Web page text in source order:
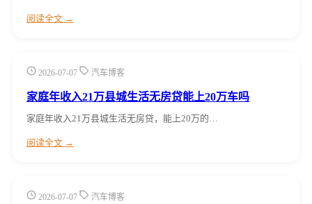
阅读全文 →
2026-07-07 汽车博客
家庭年收入21万县城生活无房贷能上20万车吗
家庭年收入21万县城生活无房贷，能上20万的…
阅读全文 →
2026-07-07 汽车博客